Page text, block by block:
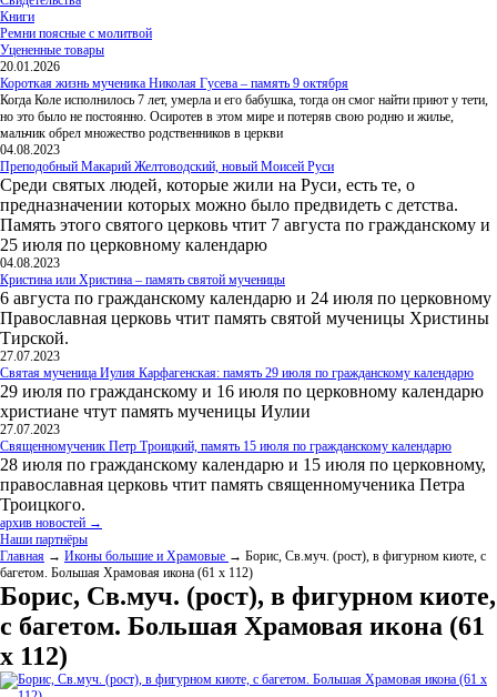
Книги
Ремни поясные с молитвой
Уцененные товары
20.01.2026
Короткая жизнь мученика Николая Гусева – память 9 октября
Когда Коле исполнилось 7 лет, умерла и его бабушка, тогда он смог найти приют у тети,
но это было не постоянно. Осиротев в этом мире и потеряв свою родню и жилье,
мальчик обрел множество родственников в церкви
04.08.2023
Преподобный Макарий Желтоводский, новый Моисей Руси
Среди святых людей, которые жили на Руси, есть те, о
предназначении которых можно было предвидеть с детства.
Память этого святого церковь чтит 7 августа по гражданскому и
25 июля по церковному календарю
04.08.2023
Кристина или Христина – память святой мученицы
6 августа по гражданскому календарю и 24 июля по церковному
Православная церковь чтит память святой мученицы Христины
Тирской.
27.07.2023
Святая мученица Иулия Карфагенская: память 29 июля по гражданскому календарю
29 июля по гражданскому и 16 июля по церковному календарю
христиане чтут память мученицы Иулии
27.07.2023
Священномученик Петр Троицкий, память 15 июля по гражданскому календарю
28 июля по гражданскому календарю и 15 июля по церковному,
православная церковь чтит память священномученика Петра
Троицкого.
архив новостей →
Наши партнёры
Главная → Иконы большие и Храмовые → Борис, Св.муч. (рост), в фигурном киоте, с
багетом. Большая Храмовая икона (61 х 112)
Борис, Св.муч. (рост), в фигурном киоте,
с багетом. Большая Храмовая икона (61
х 112)